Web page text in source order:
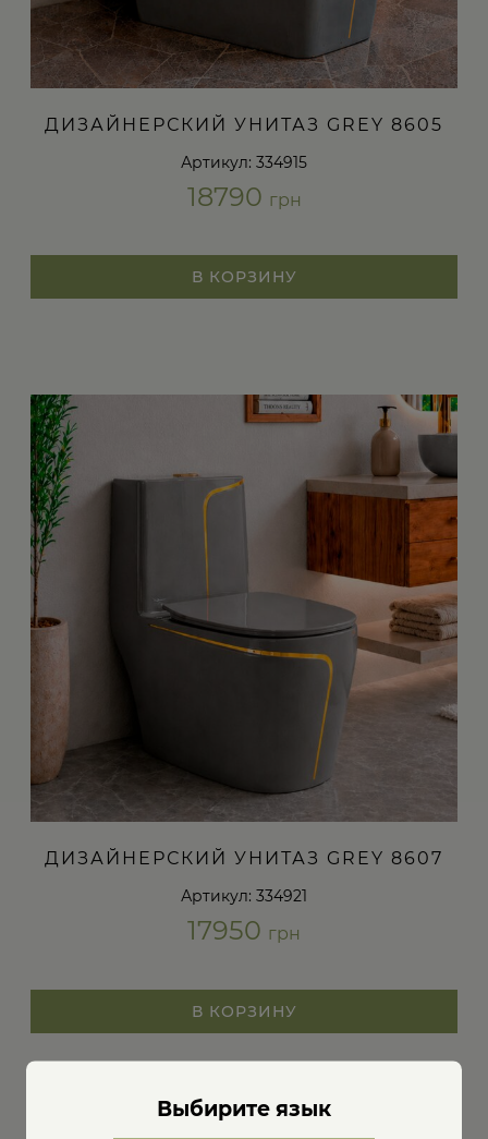
ДИЗАЙНЕРСКИЙ УНИТАЗ GREY 8605
Артикул: 334915
18790 грн
В КОРЗИНУ
ДИЗАЙНЕРСКИЙ УНИТАЗ GREY 8607
Артикул: 334921
17950 грн
В КОРЗИНУ
Выбирите язык